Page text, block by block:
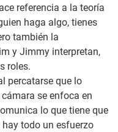
referencia a la teoría
haga algo, tienes
también la
y Jimmy interpretan,
roles.
percatarse que lo
se enfoca en
lo que tiene que
hay todo un esfuerzo